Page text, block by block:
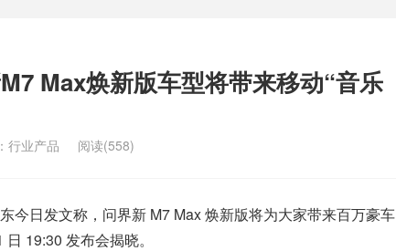
Max焕新版车型将带来移动“音乐
行业产品 阅读(558)
今日发文称，问界新 M7 Max 焕新版将为大家带来百万豪车
19:30 发布会揭晓。